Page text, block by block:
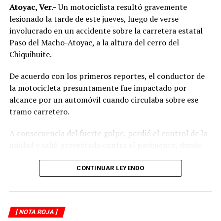
Atoyac, Ver.-Un motociclista resultó gravemente
lesionado la tarde de este jueves, luego de verse
involucrado en un accidente sobre la carretera estatal
Paso del Macho-Atoyac, a la altura del cerro del
Chiquihuite.
De acuerdo con los primeros reportes, el conductor de
la motocicleta presuntamente fue impactado por
alcance por un automóvil cuando circulaba sobre ese
tramo carretero.
A consecuencia del fuerte golpe, perdió el control de la
Testigos del accidente solicitaron de inmediato el apoyo
de los cuerpos de emergencia al percatarse de que el
asfáltica, mientras otros automovilistas redujeron la
CONTINUAR LEYENDO
[ NOTA ROJA ]